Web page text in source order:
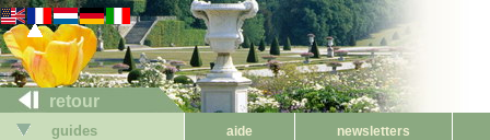
retour
guides aide
newsletters